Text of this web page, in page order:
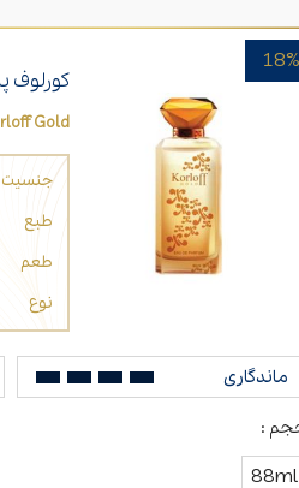
کورلوف
Gold
جنسیت
طبع
طعم
نوع
ماندگاری
:
88ml
18%